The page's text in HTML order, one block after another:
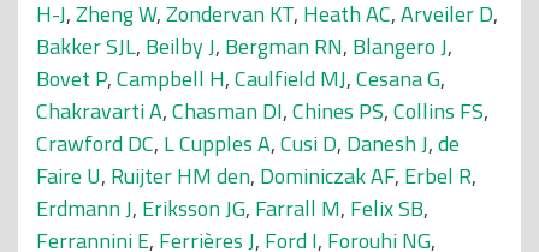
H-J,Zheng W,Zondervan KT, Heath AC,Arveiler D,
Bakker SJL, Beilby J, Bergman RN, Blangero J,
Bovet P,Campbell H,Caulfield MJ,Cesana G,
Chakravarti A,Chasman DI,Chines PS,Collins FS,
Crawford DC, L Cupples A,Cusi D, Danesh J,de
Faire U, Ruijter HM den, Dominiczak AF, Erbel R,
Erdmann J, Eriksson JG, Farrall M, Felix SB,
Ferrannini E, Ferrières J, Ford I, Forouhi NG,